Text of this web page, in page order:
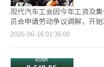
现代汽车工会因今年工资及
员会申请劳动争议调解，开始准备罢工。 15日
中央劳动委员会提交了劳动
对投票，结果预计将在次日公布。 双方自上月6日开始首
2026-06-16 01:36:00